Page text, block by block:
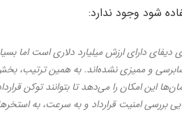
شود وجود ندارد:
دیفای دارای ارزش میلیارد دلاری است اما
و ممیزی نشده‌اند. به همین ترتیب،
این امکان را می‌دهد تا بتوانند توکن
بررسی امنیت قرارداد و به سرعت، به